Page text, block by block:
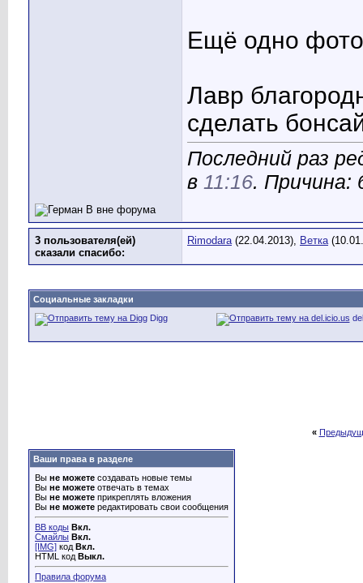
Ещё одно
Лавр
сделать
Последний раз
в 11:16.
3 пользователя(ей)
сказали cпасибо:
Rimodara(22.04.2013), Ветка
Социальные закладки
Digg
«
Ваши права в разделе
Вы не можете создавать новые темы
Вы не можете отвечать в темах
Вы не можете прикреплять вложения
Вы не можете редактировать свои сообщения
BB коды Вкл.
Смайлы Вкл.
[IMG] код Вкл.
HTML код Выкл.
Правила форума